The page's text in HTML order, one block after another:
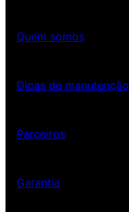
Quem somos
Dicas de manutenção
Parceiros
Garantia